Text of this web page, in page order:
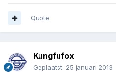
Quote
Kungfufox
Geplaatst: 25 januari 2013